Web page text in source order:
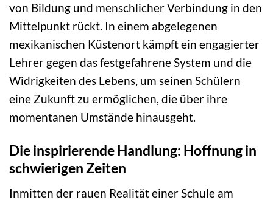
von Bildung und menschlicher Verbindung in den
Mittelpunkt rückt. In einem abgelegenen
mexikanischen Küstenort kämpft ein engagierter
Lehrer gegen das festgefahrene System und die
Widrigkeiten des Lebens, um seinen Schülern
eine Zukunft zu ermöglichen, die über ihre
momentanen Umstände hinausgeht.
Die inspirierende Handlung: Hoffnung in
schwierigen Zeiten
Inmitten der rauen Realität einer Schule am